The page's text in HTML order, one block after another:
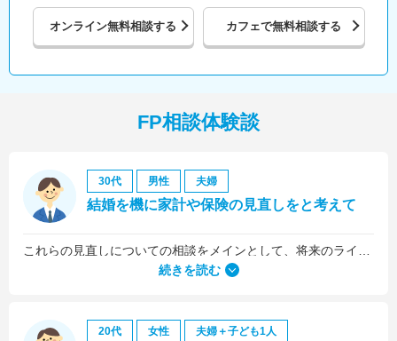
オンライン無料相談する カフェで無料相談する
FP相談体験談
30代 男性 夫婦
結婚を機に家計や保険の見直しをと考えて
続きを読む
20代 女性 夫婦＋子ども1人